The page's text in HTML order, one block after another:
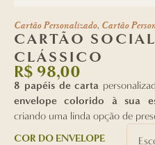
Cartão Personalizado, Cartão
CARTÃO
CLÁSSICO
R$ 98,00
8 papéis de carta
envelope colorido à sua
criando uma linda opção de
COR DO ENVELOPE